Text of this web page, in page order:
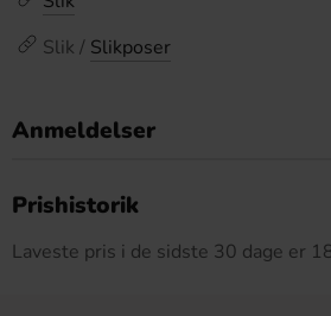
Slik / Slikposer
Anmeldelser
Prishistorik
Laveste pris i de sidste 30 dage er